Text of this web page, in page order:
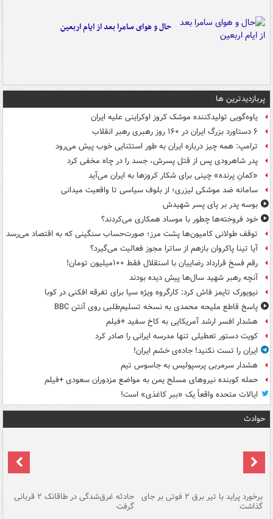
حال و هوای سامرا بعد از ایام اربعین
پربازدیدترین ها
یاوه‌گویی تولیدکننده موشک کروز اوکراینی علیه ایران
۶ دستاورد بزرگ ایران در ۱۶۰ روز رهبری رهبر انقلاب
ترامپ: همه چیز درباره ایران به طور استثنایی خوب پیش می‌رود
پدر شاهرودی پس از قتل پسرش، جسد را در چاه مخفی کرد
«کمانِ پرنده» چینی برای شکار کروزها به ایران می‌آید
سامانه ضد موشکی لیزری؛ از بلوف سیاسی تا واقعیت میدانی
بوسه‌ پدر بر پای پسر شهیدش
خود فروخته‌ها چطور با موساد همکاری می‌کردند؟
توقف طولانی کامیون‌ها پشت مرز؛ صورت‌حساب سنگینی که به اقتصاد می‌رسد
آیا تینا پاکروان بازهم از ساترا مجوز فعالیت می‌گیرد؟
رقم فسخ قرارداد رضاییان با استقلال فقط ۱۰۰میلیون تومان!
آنچه رهبر شهید سال‌ها پیش دیده بودند
نیویورک تایمز فاش کرد: کارگروه ویژه سیا برای تفرقه افکنی در کوبا
پاسخ قاطع ملیحه محمدی به نسخه تسلیم‌طلبی روی آنتن BBC
هشدار افسر ارشد آمریکایی به کاخ سفید +فیلم
کویت دستور تعطیلی تنها مدرسه ایرانی را صادر کرد
ایران را تست نکنید! جاده‌ی خشم ایران!
هشدار سرمربی پرسپولیس به جاسوس تیم
حمله کوبنده نیروهای مسلح یمن به مواضع مزدوران سعودی +فیلم
ایالات متحده واقعاً یک «ببر کاغذی» است!
حوادث
برخورد پراید با تیر برق ۲ فوتی بر جای
گذاشت
حادثه غرق‌شدگی در طاقانک ۲ قربانی
گرفت